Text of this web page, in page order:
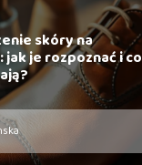
skóry na
jak je rozpoznać i co